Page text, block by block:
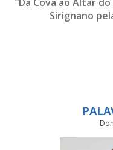
Sirignano